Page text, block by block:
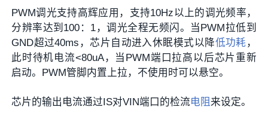
PWM调光支持高辉应用，支持10Hz以上的调光频率，
分辨率达到100：1，调光全程无频闪。当PWM拉低到
GND超过40ms，芯片自动进入休眠模式以降低功耗 ，
此时待机电流<80uA，当PWM端口拉高以后芯片重新
启动。PWM管脚内置上拉，不使用时可以悬空。
芯片的输出电流通过IS对VIN端口的检流电阻来设定。